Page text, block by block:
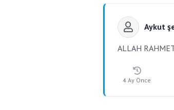
Aykut
ALLAH
4 Ay Önce